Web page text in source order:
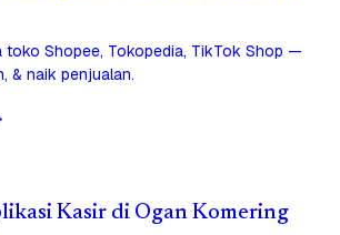
toko Shopee, Tokopedia, TikTok Shop —
& naik penjualan.
Kasir di Ogan Komering